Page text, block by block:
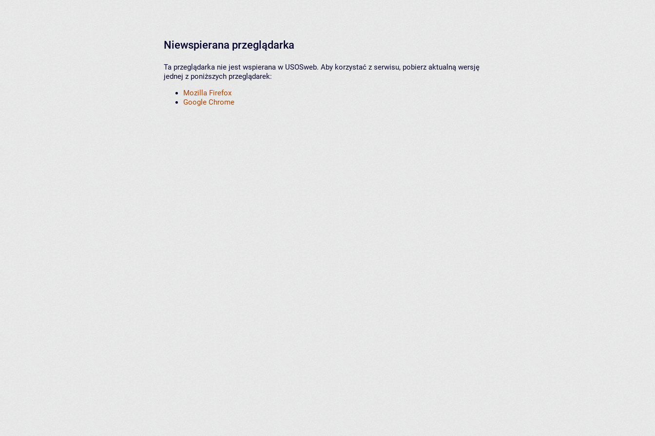
Niewspierana przeglądarka
Ta przeglądarka nie jest wspierana w USOSweb. Aby korzystać z serwisu, pobierz aktualną wersję
jednej z poniższych przeglądarek:
Mozilla Firefox
Google Chrome